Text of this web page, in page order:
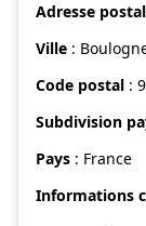
Adresse
Ville :
Code postal :
Subdivision
Pays : France
Informations